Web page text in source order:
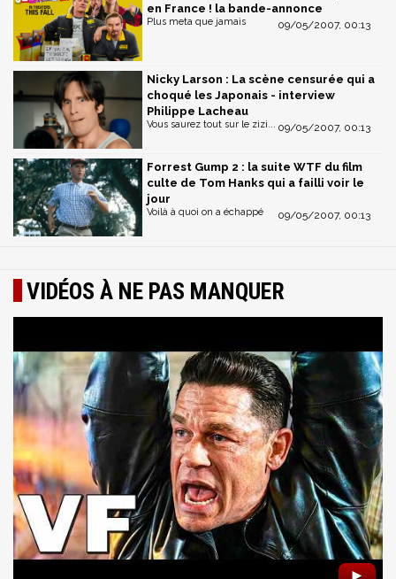
en France ! la bande-annonce
09/05/2007, 00:13
Plus meta que jamais
Nicky Larson : La scène censurée qui a
choqué les Japonais - interview
Philippe Lacheau
09/05/2007, 00:13
Vous saurez tout sur le zizi...
Forrest Gump 2 : la suite WTF du film
culte de Tom Hanks qui a failli voir le
jour
09/05/2007, 00:13
Voilà à quoi on a échappé
VIDÉOS À NE PAS MANQUER